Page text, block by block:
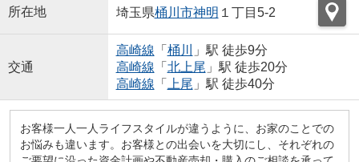
所在地 埼玉県桶川市神明 １丁目5-2
交通
高崎線 「 桶川
」駅 徒歩9分
高崎線 「 北上尾 」駅 徒歩20分
高崎線 「 上尾 」駅 徒歩40分
お客様一人一人ライフスタイルが違うように、お家のことでの
お悩みも違います。お客様との出会いを大切にし、それぞれの